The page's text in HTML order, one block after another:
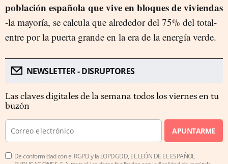
población española que vive en bloques de viviendas
-la mayoría, se calcula que alrededor del 75% del total-
entre por la puerta grande en la era de la energía verde.
NEWSLETTER - DISRUPTORES
Las claves digitales de la semana todos los viernes en tu
buzón
APUNTARME
De conformidad con el RGPD y la LOPDGDD, EL LEÓN DE EL ESPAÑOL